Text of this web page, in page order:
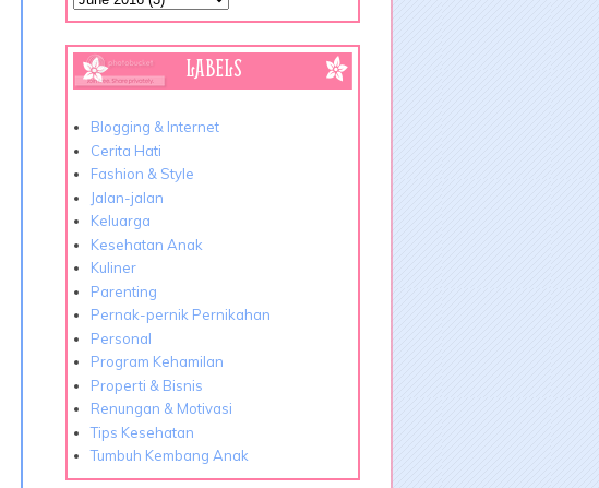
LABELS
Blogging & Internet
Cerita Hati
Fashion & Style
Jalan-jalan
Keluarga
Kesehatan Anak
Kuliner
Parenting
Pernak-pernik Pernikahan
Personal
Program Kehamilan
Properti & Bisnis
Renungan & Motivasi
Tips Kesehatan
Tumbuh Kembang Anak